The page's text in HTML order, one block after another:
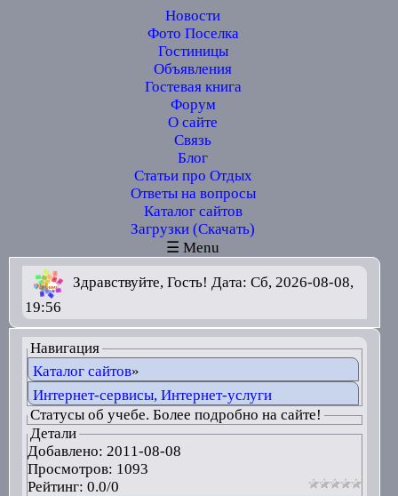
Новости
Фото Поселка
Гостиницы
Объявления
Гостевая книга
Форум
О сайте
Связь
Блог
Статьи про Отдых
Ответы на вопросы
Каталог сайтов
Загрузки (Скачать)
☰ Menu
Здравствуйте, Гость! Дата: Сб, 2026-08-08,
19:56
Навигация
Каталог сайтов»
Интернет-сервисы, Интернет-услуги
Статусы об учебе. Более подробно на сайте!
Детали
Добавлено: 2011-08-08
Просмотров: 1093
Рейтинг: 0.0/0